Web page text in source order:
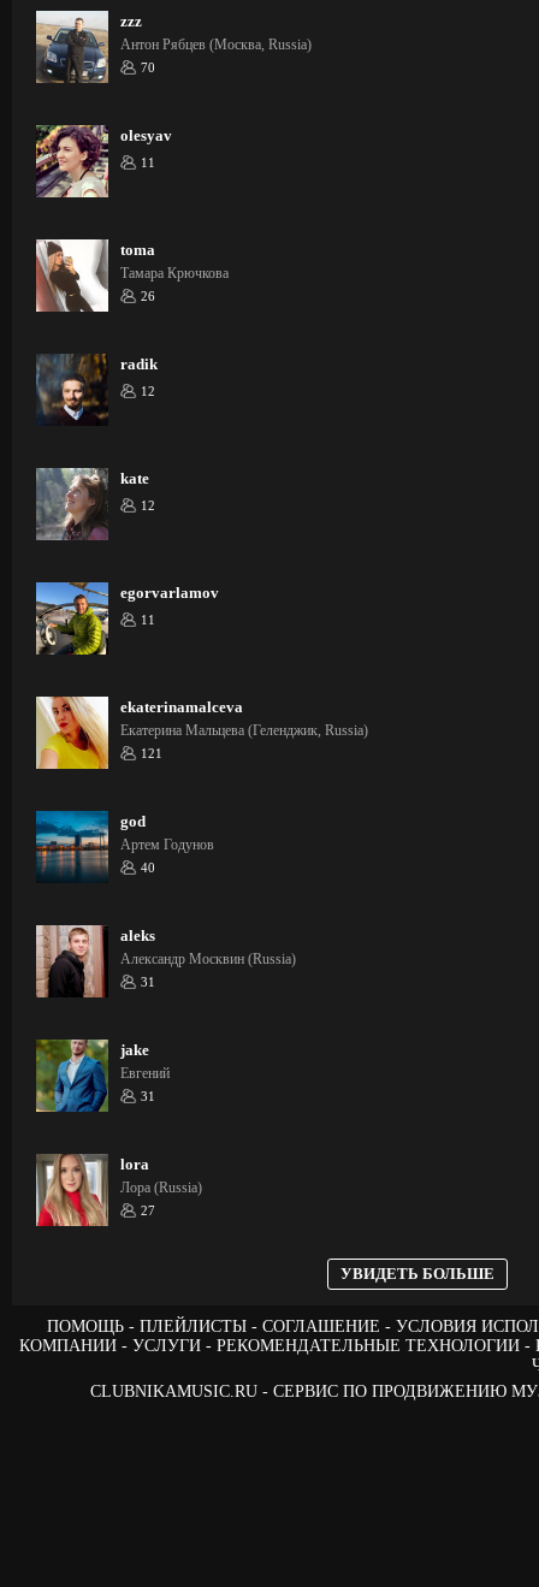
zzz
Антон Рябцев (Москва, Russia)
70
olesyav
11
toma
Тамара Крючкова
26
radik
12
kate
12
egorvarlamov
11
ekaterinamalceva
Екатерина Мальцева (Геленджик, Russia)
121
god
Артем Годунов
40
aleks
Александр Москвин (Russia)
31
jake
Евгений
31
lora
Лора (Russia)
27
УВИДЕТЬ БОЛЬШЕ
ПОМОЩЬ ПЛЕЙЛИСТЫ СОГЛАШЕНИЕ
УСЛОВИЯ
КОМПАНИИ
УСЛУГИ РЕКОМЕНДАТЕЛЬНЫЕ ТЕХНОЛОГИИ
CLUBNIKAMUSIC.RU - СЕРВИС ПО ПРОДВИЖЕНИЮ